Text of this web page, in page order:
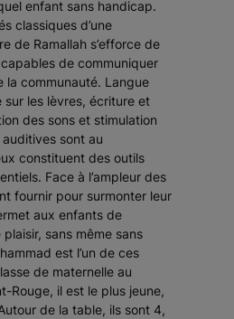
enfant sans handicap.
classiques d’une
de Ramallah s’efforce de
de communiquer
la communauté. Langue
sur les lèvres, écriture et
des sons et stimulation
sont au
constituent des outils
Face à l’ampleur des
fournir pour surmonter leur
aux enfants de
sans même sans
est l’un de ces
de maternelle au
Rouge, il est le plus jeune,
de la table, ils sont 4,